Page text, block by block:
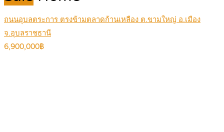
ถนนอุบลตระการ ตรงข้ามตลาดก้านเหลือง ต.ขามใหญ่ อ.เมือง
จ.อุบลราชธานี
6,900,000฿